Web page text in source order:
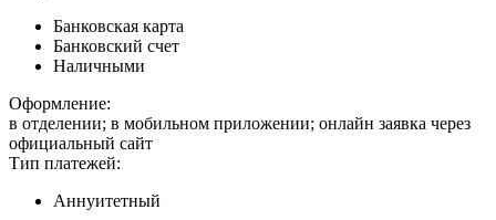
Банковская карта
Банковский счет
Наличными
Оформление:
в отделении; в мобильном приложении; онлайн заявка через
официальный сайт
Тип платежей:
Аннуитетный